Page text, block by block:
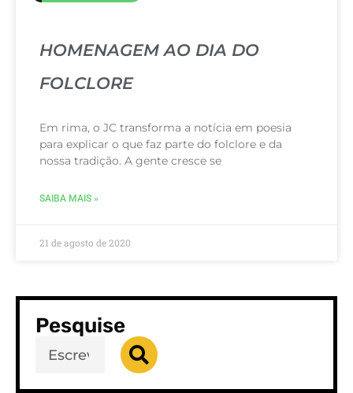
HOMENAGEM AO DIA DO
FOLCLORE
Em rima, o JC transforma a notícia em poesia
para explicar o que faz parte do folclore e da
nossa tradição. A gente cresce se
SAIBA MAIS »
21 de agosto de 2020
Pesquise